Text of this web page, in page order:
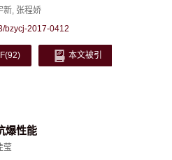
新, 张程娇
bzycj-2017-0412
(92) 本文被引
爆性能
莹